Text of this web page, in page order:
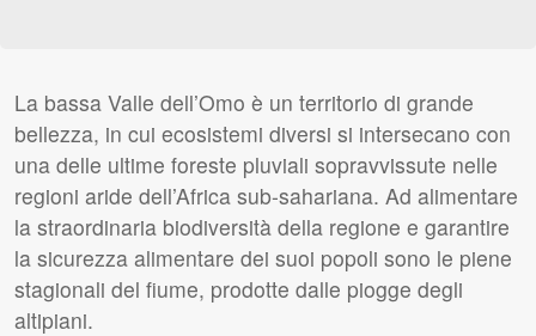
La bassa Valle dell’Omo è un territorio di grande
bellezza, in cui ecosistemi diversi si intersecano con
una delle ultime foreste pluviali sopravvissute nelle
regioni aride dell’Africa sub-sahariana. Ad alimentare
la straordinaria biodiversità della regione e garantire
la sicurezza alimentare dei suoi popoli sono le piene
stagionali del fiume, prodotte dalle piogge degli
altipiani.